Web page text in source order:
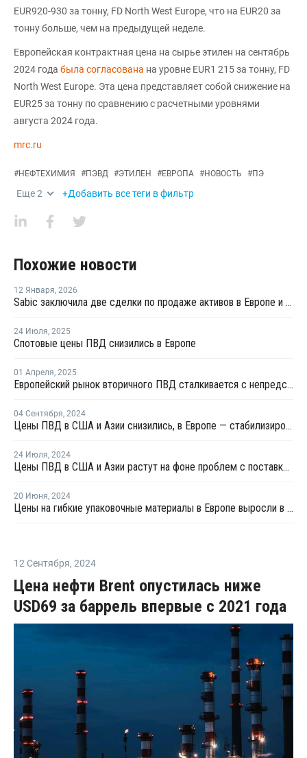
EUR920-930 за тонну, FD North West Europe, что на EUR20 за
тонну больше, чем на предыдущей неделе.
Европейская контрактная цена на сырье этилен на сентябрь
2024 года была согласована на уровне EUR1 215 за тонну, FD
North West Europe. Эта цена представляет собой снижение на
EUR25 за тонну по сравнению с расчетными уровнями
августа 2024 года.
mrc.ru
#НЕФТЕХИМИЯ #ПЭВД #ЭТИЛЕН #ЕВРОПА #НОВОСТЬ #ПЭ
Еще2 +Добавить все теги в фильтр
Похожие новости
12 Января, 2026
Sabic заключила две сделки по продаже активов в Европе и Америке
24 Июля, 2025
Спотовые цены ПВД снизились в Европе
01 Апреля, 2025
Европейский рынок вторичного ПВД сталкивается с непредсказуемым будущим
04 Сентября, 2024
Цены ПВД в США и Азии снизились, в Европе — стабилизировались
24 Июля, 2024
Цены ПВД в США и Азии растут на фоне проблем с поставками
20 Июня, 2024
Цены на гибкие упаковочные материалы в Европе выросли в первом квартале
12 Сентября, 2024
Цена нефти Brent опустилась ниже
USD69 за баррель впервые с 2021 года